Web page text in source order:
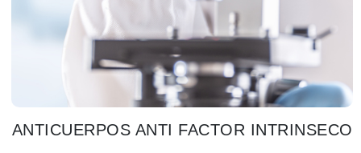
ANTICUERPOS ANTI FACTOR INTRINSECO